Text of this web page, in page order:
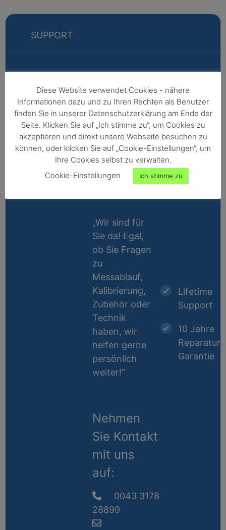
SUPPORT
Markus
Fabian
Vertriebsleitung
Außendienst -
Nordeuropa,
Afrika,
Nordamerika,
„Wir sind für
Sie da! Egal,
ob Sie Fragen
zu
Messablauf,
Kalibrierung,
Zubehör oder
Technik
haben, wir
helfen gerne
persönlich
weiter!“
Nehmen
Sie Kontakt
mit uns
auf:
0043 3178
28899
Lifetime
Support
10 Jahre
Reparatur-
Garantie
Diese Website verwendet Cookies - nähere
Informationen dazu und zu Ihren Rechten als Benutzer
finden Sie in unserer Datenschutzerklärung am Ende der
Seite. Klicken Sie auf „Ich stimme zu“, um Cookies zu
akzeptieren und direkt unsere Webseite besuchen zu
können, oder klicken Sie auf „Cookie-Einstellungen“, um
Ihre Cookies selbst zu verwalten.
Cookie-Einstellungen
Ich stimme zu